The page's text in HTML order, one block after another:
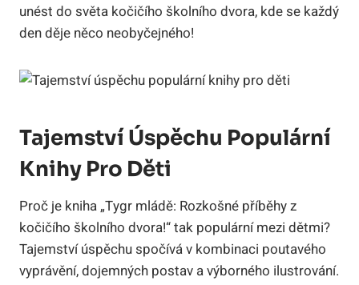
unést do světa kočičího školního dvora, kde se každý
den děje něco neobyčejného!
Tajemství Úspěchu Populární
Knihy Pro Děti
Proč je kniha „Tygr mládě: Rozkošné příběhy z
kočičího školního dvora!“ tak populární mezi dětmi?
Tajemství úspěchu spočívá v kombinaci poutavého
vyprávění, dojemných postav a výborného ilustrování.